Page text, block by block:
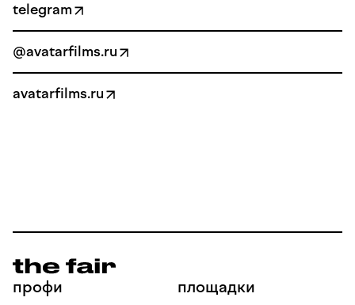
telegram
@avatarfilms.ru
avatarfilms.ru
профи площадки